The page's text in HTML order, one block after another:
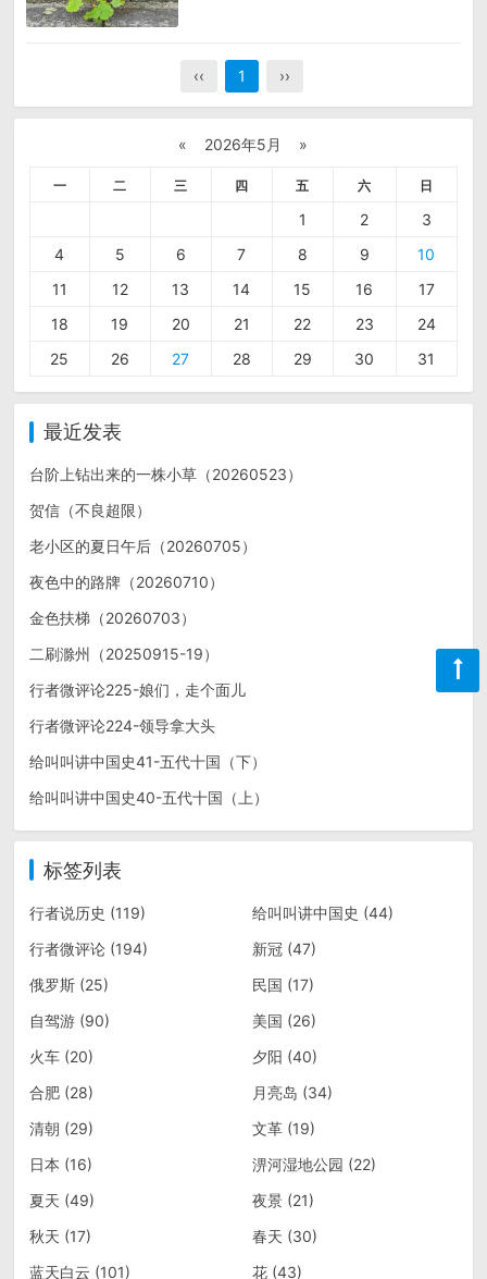
‹‹ 1 ››
« 2026年5月 »
一 二 三 四 五 六 日
1 2
3
4
5 6 7 8 9
10
11
12 13 14 15 16
17
18
19 20 21 22 23
24
25
26 27 28 29 30 31
最近发表
台阶上钻出来的一株小草（20260523）
贺信（不良超限）
老小区的夏日午后（20260705）
夜色中的路牌（20260710）
金色扶梯（20260703）
二刷滁州（20250915-19）
行者微评论225-娘们，走个面儿
行者微评论224-领导拿大头
给叫叫讲中国史41-五代十国（下）
给叫叫讲中国史40-五代十国（上）
标签列表
行者说历史 (119) 给叫叫讲中国史 (44)
行者微评论(194) 新冠(47)
俄罗斯(25) 民国 (17)
自驾游(90) 美国 (26)
火车(20) 夕阳 (40)
合肥(28) 月亮岛 (34)
清朝 (29) 文革(19)
日本 (16) 淠河湿地公园 (22)
夏天 (49) 夜景(21)
秋天 (17) 春天 (30)
蓝天白云 (101) 花(43)